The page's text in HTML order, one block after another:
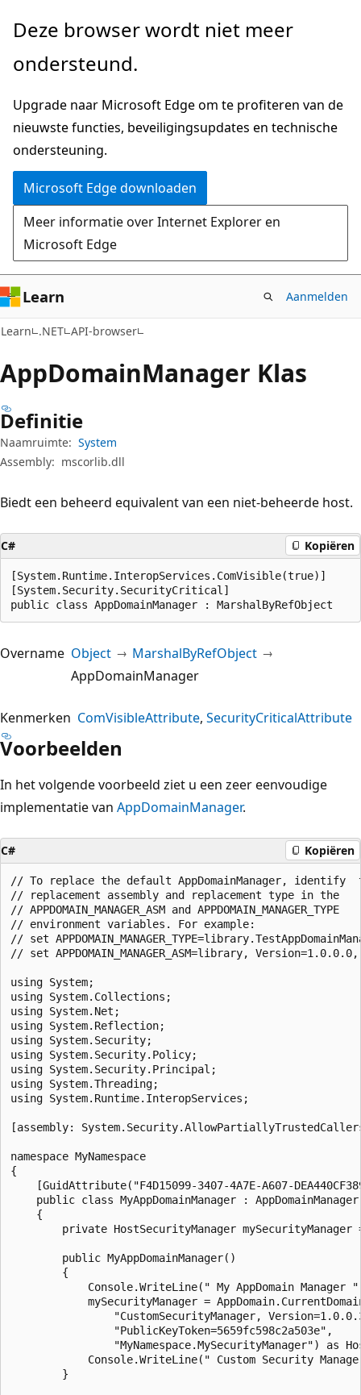
Naar
gaan
Naar
op
pagina
gaan
Deze browser wordt niet meer
ondersteund.
Upgrade naar Microsoft Edge om te profiteren van de
nieuwste functies, beveiligingsupdates en technische
ondersteuning.
Microsoft Edge downloaden
Meer informatie over Internet Explorer en
Microsoft Edge
Learn Aanmelden
Learn .NET API-browser
AppDomainManager Klas
Definitie
Naamruimte: System
Assembly: mscorlib.dll
Biedt een beheerd equivalent van een niet-beheerde host.
C# Kopiëren
[System.Runtime.InteropServices.ComVisible(true)]
[System.Security.SecurityCritical]
public class AppDomainManager : MarshalByRefObject
Overname Object
MarshalByRefObject
AppDomainManager
Kenmerken ComVisibleAttribute SecurityCriticalAttribute
Voorbeelden
In het volgende voorbeeld ziet u een zeer eenvoudige
implementatie van AppDomainManager.
C# Kopiëren
// To replace the default AppDomainManager, identify
// replacement assembly and replacement type in the
// APPDOMAIN_MANAGER_ASM and APPDOMAIN_MANAGER_TYPE
// environment variables. For example:
// set
// set APPDOMAIN_MANAGER_ASM=library,
using System;
using System.Collections;
using System.Net;
using System.Reflection;
using System.Security;
using System.Security.Policy;
using System.Security.Principal;
using System.Threading;
using System.Runtime.InteropServices;
[assembly:
namespace MyNamespace
{
[GuidAttribute("F4D15099-3407-4A7E-A607-
    public class MyAppDomainManager : AppDomainManager
    {
private HostSecurityManager mySecurityManager
        public MyAppDomainManager()
        {
Console.WriteLine(" My AppDomain Manager
mySecurityManager =
"CustomSecurityManager,
                "PublicKeyToken=5659fc598c2a503e",
"MyNamespace.MySecurityManager") as
Console.WriteLine(" Custom Security
        }